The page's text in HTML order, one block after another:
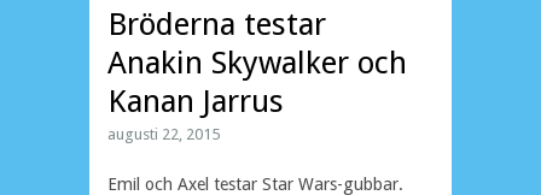
Bröderna testar
Anakin Skywalker och
Kanan Jarrus
augusti 22, 2015
Emil och Axel testar Star Wars-gubbar.